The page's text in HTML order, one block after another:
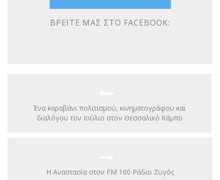
ΒΡΕΊΤΕ ΜΑΣ ΣΤΟ FACEBOOK:
Ένα καραβάνι πολιτισμού, κινηματογράφου και
διαλόγου τον Ιούλιο στον Θεσσαλικό Κάμπο
Η Αναστασία στον FM 100 Ράδιο Ζυγός